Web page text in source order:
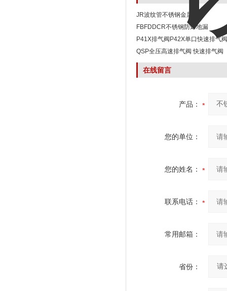
JR波纹管不锈钢金属软管
FBFDDCR不锈钢防爆地漏
P41X排气阀P42X单口快速排气阀
QSP全压高速排气阀 快速排气阀
在线留言
产品：
您的单位：
您的姓名：
联系电话：
常用邮箱：
省份：